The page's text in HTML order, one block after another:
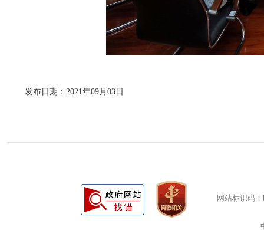
发布日期：2021年09月03日
网站标识码